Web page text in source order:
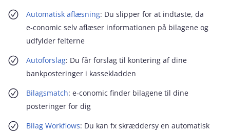
Automatisk aflæsning: Du slipper for at indtaste, da
e‑conomic selv aflæser informationen på bilagene og
udfylder felterne
Autoforslag: Du får forslag til kontering af dine
bankposteringer i kassekladden
Bilagsmatch: e‑conomic finder bilagene til dine
posteringer for dig
Bilag Workflows: Du kan fx skræddersy en automatisk